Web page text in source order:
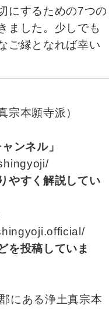
にするための7つの
ました。少しでも
ご縁となれば幸い
本願寺派）
ンネル」
やすく解説してい
を投稿していま
にある浄土真宗本